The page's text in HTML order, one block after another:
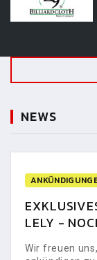
NEWS
LELY -
Wir freuen